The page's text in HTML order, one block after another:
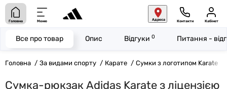
Головна Меню Адреса Контакти Кабінет
Головна За видами спорту Карате Сумки з логотипом Karate
Сумка-рюкзак Adidas Karate з ліцензією
Все про товар Опис Відгуки 0 Питання -